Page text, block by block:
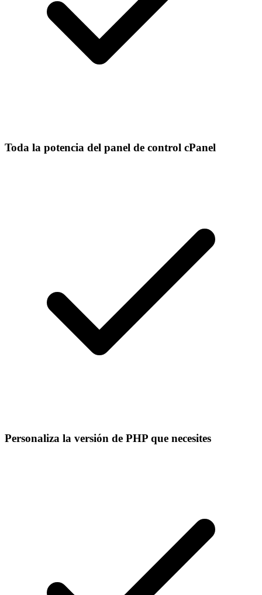
Toda la potencia del panel de control cPanel
Personaliza la versión de PHP que necesites